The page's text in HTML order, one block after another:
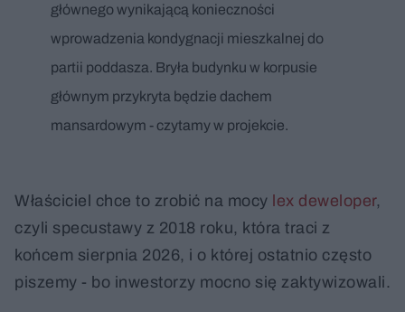
głównego wynikającą konieczności
wprowadzenia kondygnacji mieszkalnej do
partii poddasza. Bryła budynku w korpusie
głównym przykryta będzie dachem
mansardowym - czytamy w projekcie.
Właściciel chce to zrobić na mocy lex deweloper,
czyli specustawy z 2018 roku, która traci z
końcem sierpnia 2026, i o której ostatnio często
piszemy - bo inwestorzy mocno się zaktywizowali.